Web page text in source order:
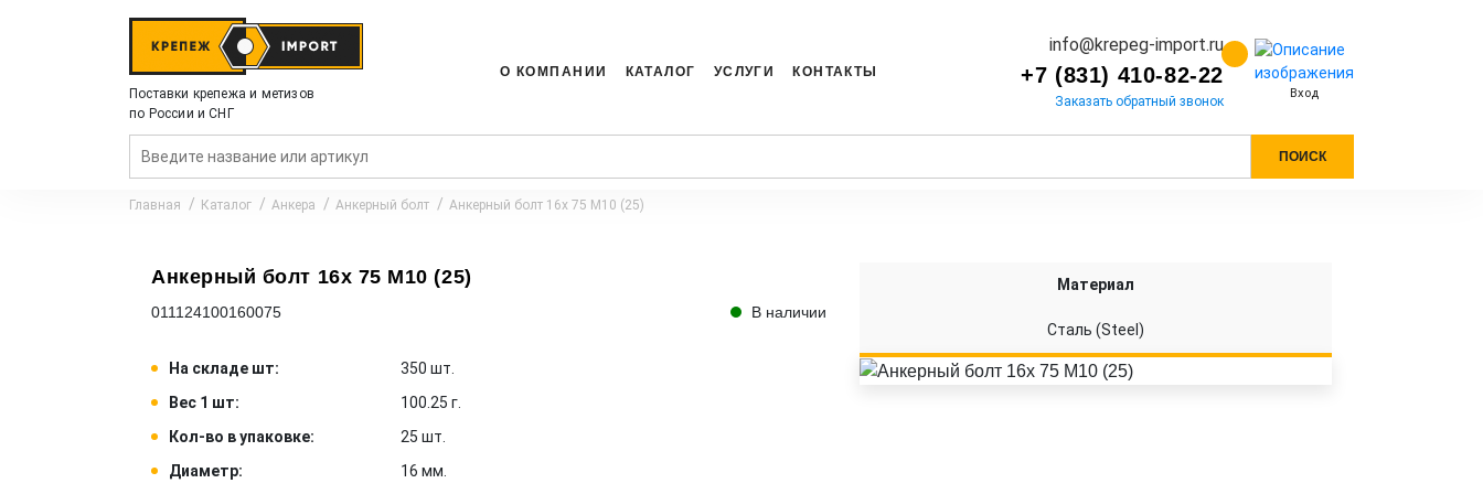
Поставки крепежа и метизов
по России и СНГ
О КОМПАНИИ КАТАЛОГ УСЛУГИ КОНТАКТЫ
info@krepeg-import.ru
+7 (831) 410-82-22
Заказать обратный звонок Вход
ПОИСК
Главная Каталог Анкера Анкерный болт Анкерный болт 16x 75 M10 (25)
Анкерный болт 16x 75 M10 (25)
011124100160075 В наличии
На складе шт:
350 шт.
Вес 1 шт:
100.25 г.
Кол-во в упаковке:
25 шт.
Диаметр:
16 мм.
Материал
Сталь (Steel)